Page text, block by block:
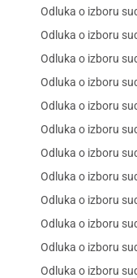
Odluka o izboru
Odluka o izboru
Odluka o izboru
Odluka o izboru
Odluka o izboru
Odluka o izboru
Odluka o izboru
Odluka o izboru
Odluka o izboru
Odluka o izboru
Odluka o izboru
Odluka o izboru